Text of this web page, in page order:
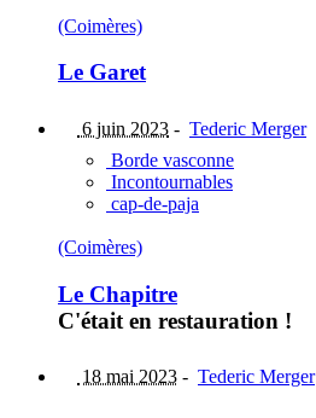
(Coimères)
Le Garet
6 juin 2023 - Tederic Merger
Borde vasconne
Incontournables
cap-de-paja
(Coimères)
Le Chapitre
C'était en restauration !
18 mai 2023 - Tederic Merger